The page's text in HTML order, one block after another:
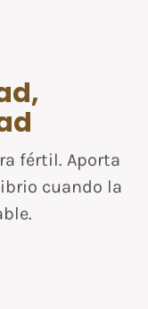
fértil. Aporta
cuando la